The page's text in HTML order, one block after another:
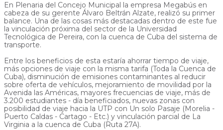
En Plenaria del Concejo Municipal la empresa Megabús en
cabeza de su gerente Álvaro Beltrán Alzate, realizó su primer
balance. Una de las cosas más destacadas dentro de este fue
la vinculación próxima del sector de la Universidad
Tecnológica de Pereira, con la cuenca de Cuba del sistema de
transporte.
Entre los beneficios de esta estaría ahorrar tiempo de viaje,
más opciones de viaje con la misma tarifa (Toda la Cuenca de
Cuba), disminución de emisiones contaminantes al reducir
sobre oferta de vehículos, mejoramiento de movilidad por la
Avenida las Américas, mayores frecuencias de viaje, más de
3.200 estudiantes - día beneficiados, nuevas zonas con
posibilidad de viaje hacia la UTP con Un solo Pasaje (Morelia -
Puerto Caldas - Cartago - Etc.) y vinculación parcial de La
Virginia a la cuenca de Cuba (Ruta 27A).